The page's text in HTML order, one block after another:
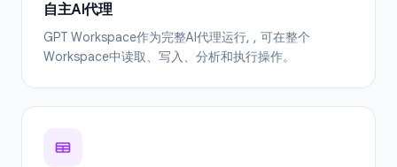
自主AI代理
GPT Workspace作为完整AI代理运行, , 可在整个
Workspace中读取、写入、分析和执行操作。